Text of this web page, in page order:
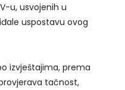
u, usvojenih u
uspostavu ovog
izvještajima, prema
tačnost,